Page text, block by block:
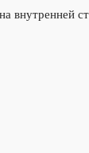
внутренней